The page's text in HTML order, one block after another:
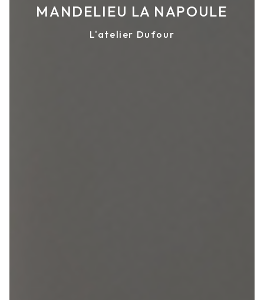
MANDELIEU LA NAPOULE
L'atelier Dufour